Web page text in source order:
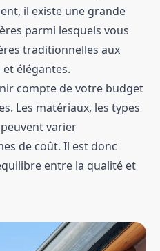
il existe une grande
parmi lesquels vous
traditionnelles aux
élégantes.
compte de votre budget
Les matériaux, les types
varier
de coût. Il est donc
entre la qualité et